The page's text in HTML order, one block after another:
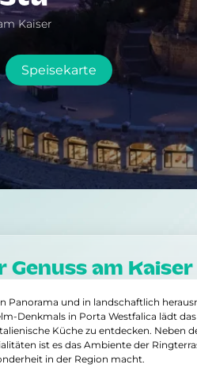
Kaiser
Speisekarte
Genuss am Kaiser
Panorama und in landschaftlich
Denkmals in Porta Westfalica lädt
Küche zu entdecken. Neben
ist es das Ambiente der
in der Region macht.